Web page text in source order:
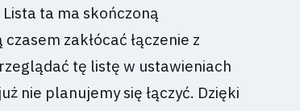
ta ma skończoną
zakłócać łączenie z
tę listę w ustawieniach
nie planujemy się łączyć. Dzięki